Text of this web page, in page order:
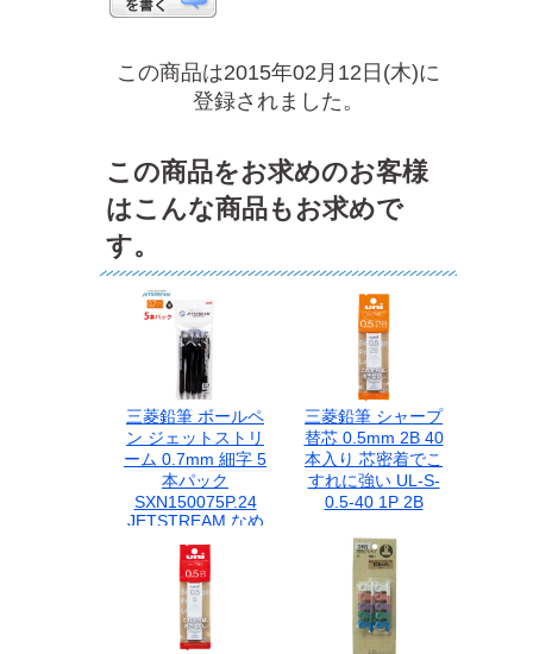
この商品は2015年02月12日(木)に
登録されました。
この商品をお求めのお客様
はこんな商品もお求めで
す。
三菱鉛筆 ボールペ
ン ジェットストリ
ーム 0.7mm 細字 5
本パック
SXN150075P.24
JETSTREAM なめ
らかな書き味 滑る
ような書き味 くっ
きりと濃い描線 速
乾性 耐水性 耐光性
ブリスターパック
三菱鉛筆 シャープ
替芯 0.5mm 2B 40
本入り 芯密着でこ
すれに強い UL-S-
0.5-40 1P 2B